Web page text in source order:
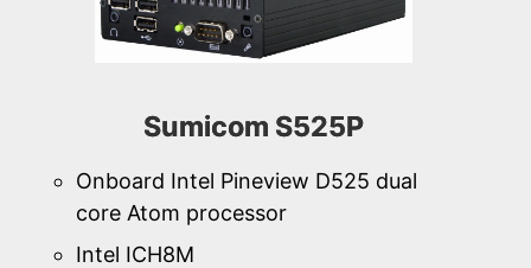
Sumicom S525P
Onboard Intel Pineview D525 dual
core Atom processor
Intel ICH8M